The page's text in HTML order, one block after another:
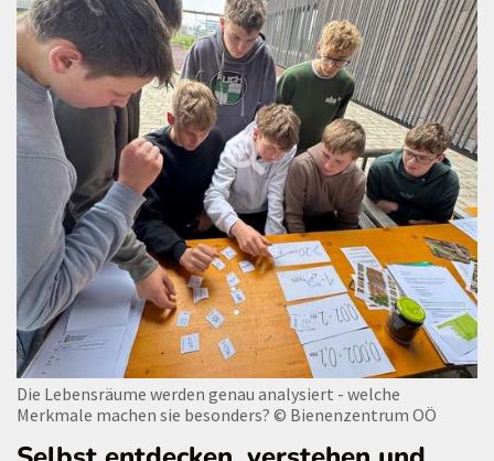
Die Lebensräume werden genau analysiert - welche
Merkmale machen sie besonders? © Bienenzentrum OÖ